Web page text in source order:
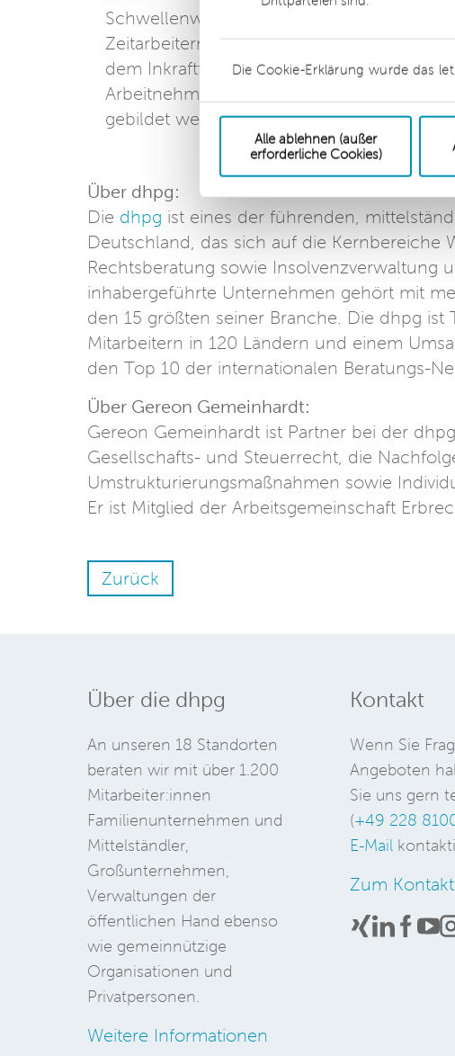
Die Cookie-Erklärung wurde das
Alle ablehnen (außer
erforderliche Cookies)
Schwellenwerten mitgerechnet. Während
Zeitarbeitern derzeit auf weniger als
dem Inkrafttreten des AÜG am 1. April
Arbeitnehmer kann dazu führen, dass im
gebildet werden muss“, erläutert Gereon
Über dhpg:
Die dhpg ist eines der führenden,
Deutschland, das sich auf die Kernbereiche
Rechtsberatung sowie Insolvenzverwaltung
inhabergeführte Unternehmen gehört mit
den 15 größten seiner Branche. Die dhpg ist
Mitarbeitern in 120 Ländern und einem
den Top 10 der internationalen Beratungs-
Über Gereon Gemeinhardt:
Gereon Gemeinhardt ist Partner bei der
Gesellschafts- und Steuerrecht, die
Umstrukturierungsmaßnahmen sowie
Er ist Mitglied der Arbeitsgemeinschaft
Zurück
Über die dhpg
An unseren 18 Standorten
beraten wir mit über 1.200
Mitarbeiter:innen
Familienunternehmen und
Mittelständler,
Großunternehmen,
Verwaltungen der
öffentlichen Hand ebenso
wie gemeinnützige
Organisationen und
Privatpersonen.
Weitere Informationen
Kontakt
Wenn Sie
Angeboten
Sie uns gern
(+49 228
E-Mail
Zum Kontakt